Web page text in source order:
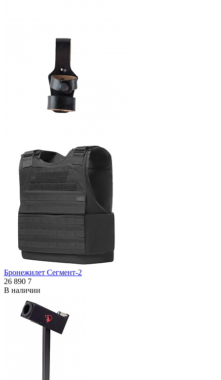
Бронежилет Сегмент-2
26 890 7
В наличии